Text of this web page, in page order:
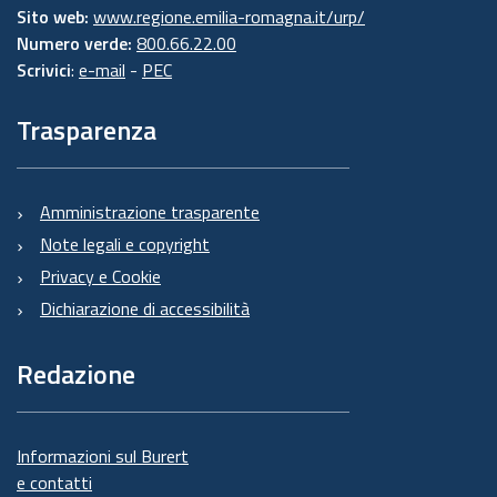
Sito web: www.regione.emilia-romagna.it/urp/
Numero verde: 800.66.22.00
Scrivici: e-mail - PEC
Trasparenza
Amministrazione trasparente
Note legali e copyright
Privacy e Cookie
Dichiarazione di accessibilità
Redazione
Informazioni sul Burert
e contatti